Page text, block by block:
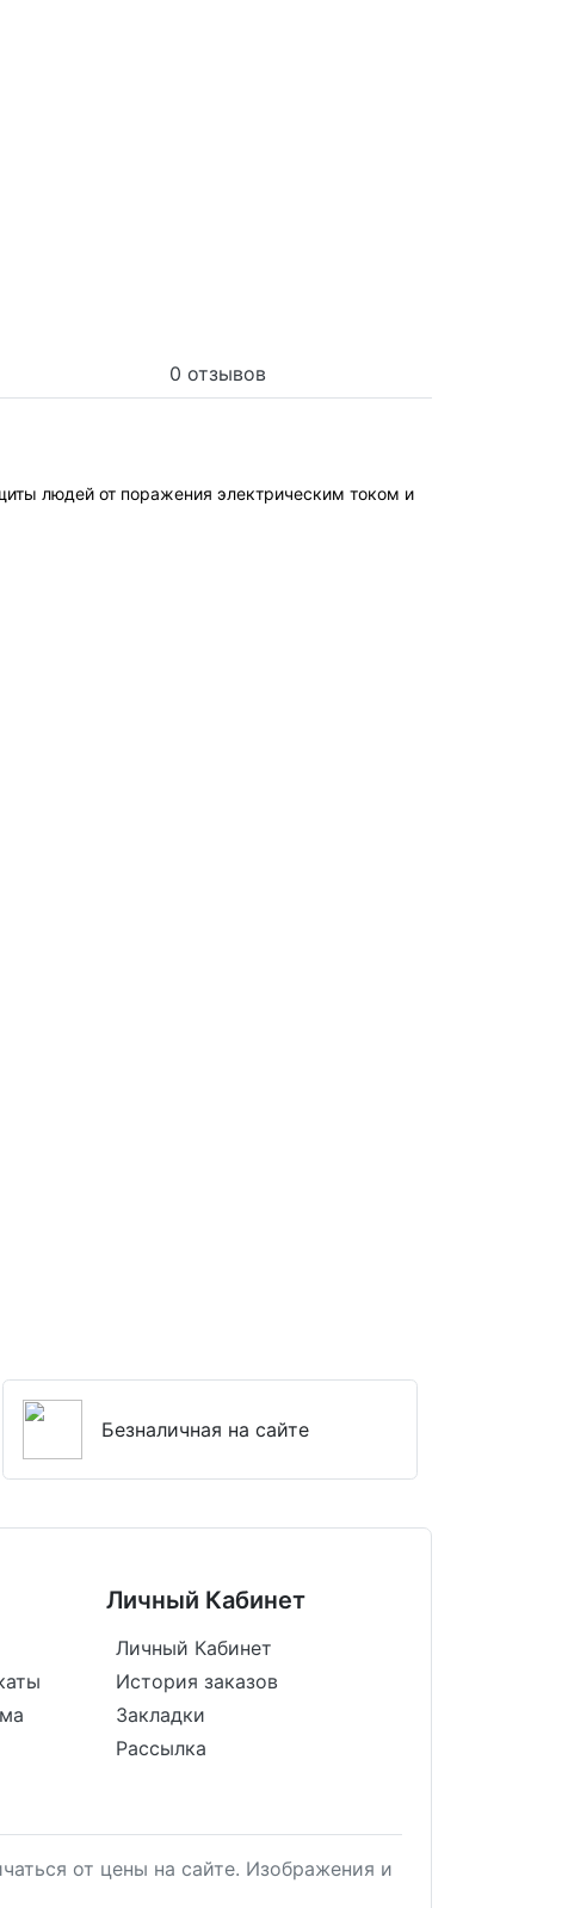
0 отзывов
людей от поражения электрическим током и
Безналичная на сайте
Личный Кабинет
Личный Кабинет
История заказов
Закладки
Рассылка
от цены на сайте. Изображения и